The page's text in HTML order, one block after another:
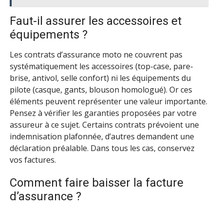
Faut-il assurer les accessoires et
équipements ?
Les contrats d’assurance moto ne couvrent pas
systématiquement les accessoires (top-case, pare-
brise, antivol, selle confort) ni les équipements du
pilote (casque, gants, blouson homologué). Or ces
éléments peuvent représenter une valeur importante.
Pensez à vérifier les garanties proposées par votre
assureur à ce sujet. Certains contrats prévoient une
indemnisation plafonnée, d’autres demandent une
déclaration préalable. Dans tous les cas, conservez
vos factures.
Comment faire baisser la facture
d’assurance ?